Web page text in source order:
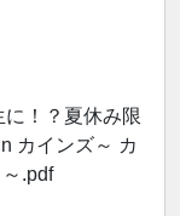
に！？夏休み限
カインズ～ カ
.pdf